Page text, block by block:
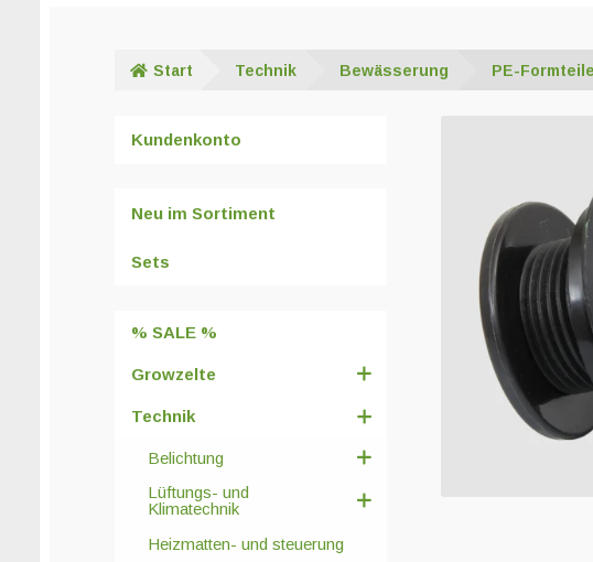
Start Technik Bewässerung PE-Formteile
Kundenkonto
Neu im Sortiment
Sets
% SALE %
Growzelte
Technik
Belichtung
Lüftungs- und
Klimatechnik
Heizmatten- und steuerung